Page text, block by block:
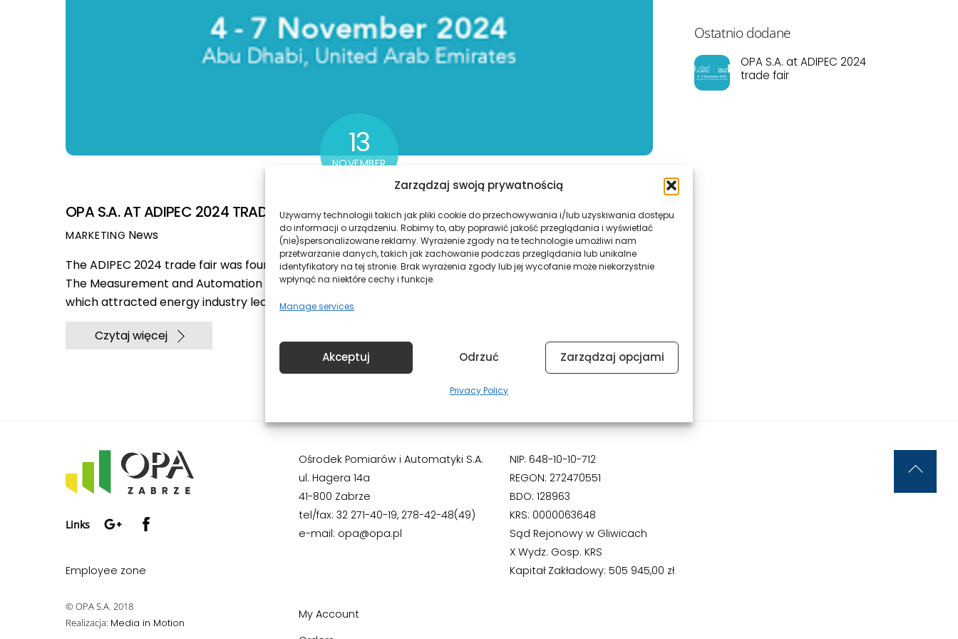
Zarządzaj swoją prywatnością
Używamy technologii takich jak pliki cookie do przechowywania i/lub uzyskiwania dostępu
do informacji o urządzeniu. Robimy to, aby poprawić jakość przeglądania i wyświetlać
(nie)spersonalizowane reklamy. Wyrażenie zgody na te technologie umożliwi nam
przetwarzanie danych, takich jak zachowanie podczas przeglądania lub unikalne
identyfikatory na tej stronie. Brak wyrażenia zgody lub jej wycofanie może niekorzystnie
wpłynąć na niektóre cechy i funkcje.
Manage services
Akceptuj Odrzuć Zarządzaj opcjami
Privacy Policy
13
NOVEMBER
OPA S.A. AT ADIPEC 2024 TRADE FAIR
MARKETING News
The ADIPEC 2024 trade fair was four days full of inspiring meetings, experience sharing and innovation.
The Measurement and Automation Center S.A. was honored to participate in this prestigious event,
which attracted energy industry leaders from around the world.
Czytaj więcej
Ostatnio dodane
OPA S.A. at ADIPEC 2024
trade fair
Links
Google+
Employee zone
© OPA S.A. 2018
Realizacja: Media in Motion
Ośrodek Pomiarów i Automatyki S.A.
ul. Hagera 14a
41-800 Zabrze
tel/fax: 32 271-40-19, 278-42-48(49)
e-mail: opa@opa.pl
NIP: 648-10-10-712
REGON: 272470551
BDO: 128963
KRS: 0000063648
Sąd Rejonowy w Gliwicach
X Wydz. Gosp. KRS
Kapitał Zakładowy: 505 945,00 zł
My Account